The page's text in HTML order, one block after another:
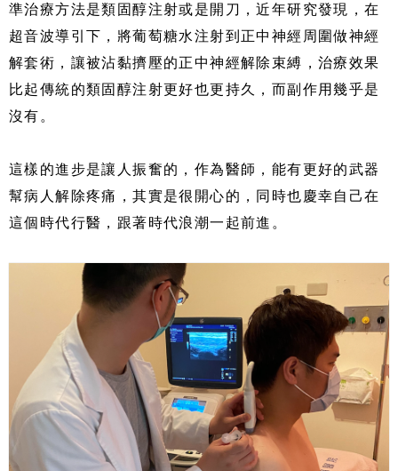
準治療方法是類固醇注射或是開刀，近年研究發現，在
超音波導引下，將葡萄糖水注射到正中神經周圍做神經
解套術，讓被沾黏擠壓的正中神經解除束縛，治療效果
比起傳統的類固醇注射更好也更持久，而副作用幾乎是
沒有。
這樣的進步是讓人振奮的，作為醫師，能有更好的武器
幫病人解除疼痛，其實是很開心的，同時也慶幸自己在
這個時代行醫，跟著時代浪潮一起前進。